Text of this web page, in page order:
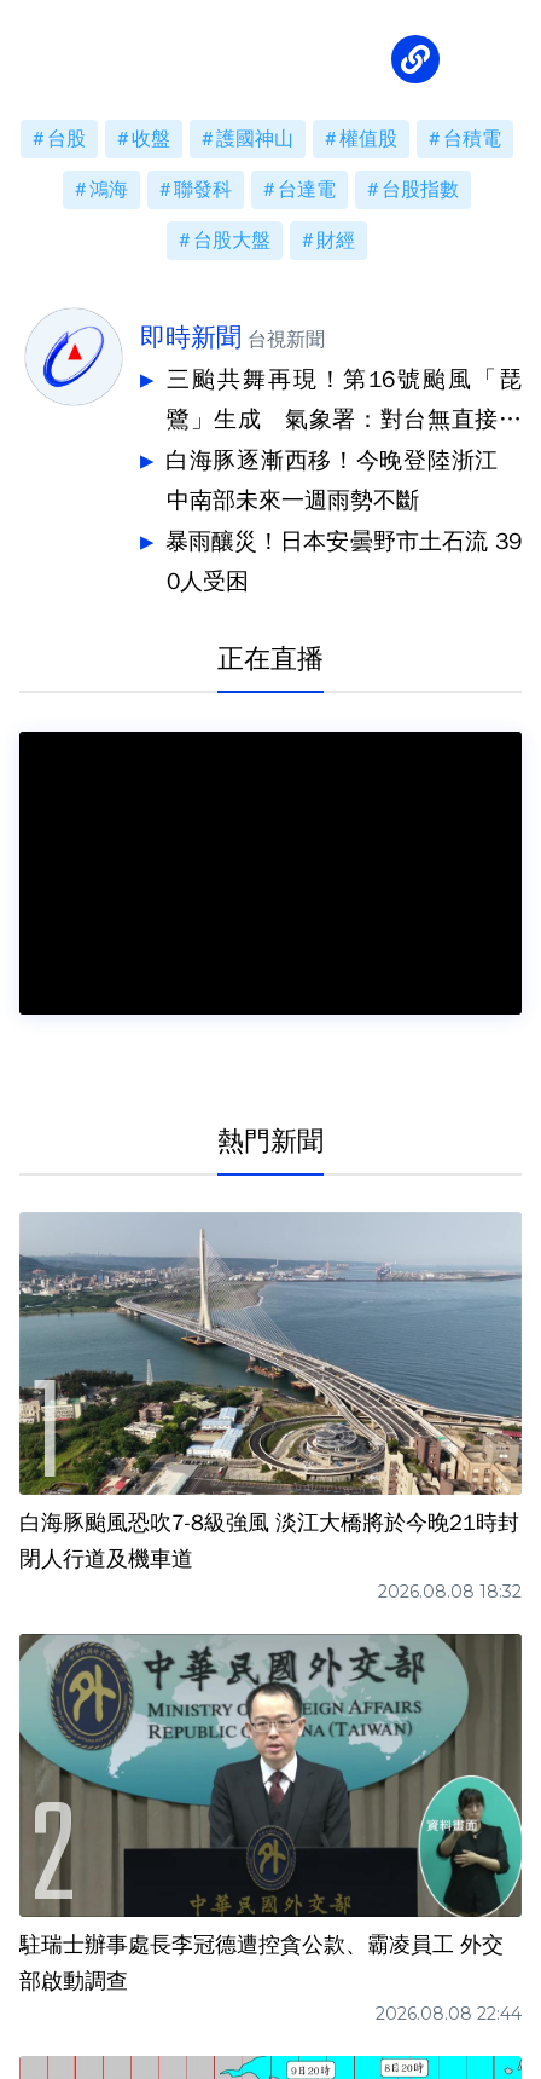
台股 收盤 護國神山 權值股 台積電
鴻海 聯發科 台達電 台股指數
台股大盤 財經
即時新聞 台視新聞
三颱共舞再現！第16號颱風「琵
鷺」生成 氣象署：對台無直接影
響
白海豚逐漸西移！今晚登陸浙江
中南部未來一週雨勢不斷
暴雨釀災！日本安曇野市土石流 39
0人受困
正在直播
熱門新聞
白海豚颱風恐吹7-8級強風 淡江大橋將於今晚21時封
閉人行道及機車道
2026.08.08 18:32
駐瑞士辦事處長李冠德遭控貪公款、霸凌員工 外交
部啟動調查
2026.08.08 22:44